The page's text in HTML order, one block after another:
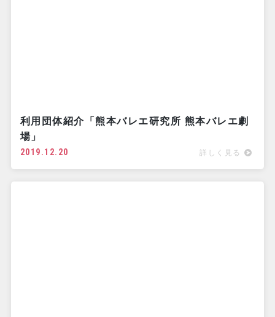
利用団体紹介「熊本バレエ研究所 熊本バレエ劇
場」
2019.12.20 詳しく見る